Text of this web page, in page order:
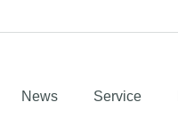
News Service